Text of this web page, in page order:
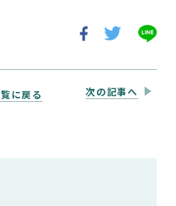
に戻る 次の記事へ